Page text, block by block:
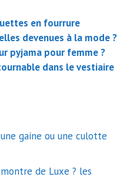
en fourrure
devenues à la mode ?
pyjama pour femme ?
dans le vestiaire
gaine ou une culotte
de Luxe ? les